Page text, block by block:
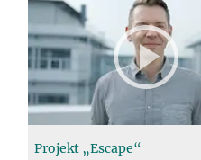
Projekt „Escape“